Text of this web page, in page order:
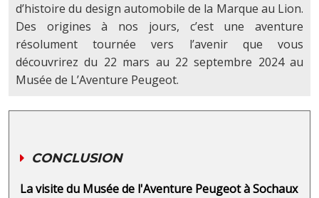
d’histoire du design automobile de la Marque au Lion.
Des origines à nos jours, c’est une aventure
résolument tournée vers l’avenir que vous
découvrirez du 22 mars au 22 septembre 2024 au
Musée de L’Aventure Peugeot.
CONCLUSION
La visite du Musée de l'Aventure Peugeot à Sochaux